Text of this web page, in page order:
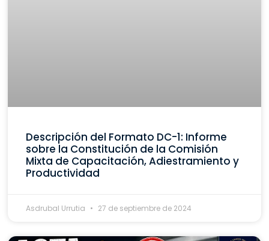
Descripción del Formato DC-1: Informe
sobre la Constitución de la Comisión
Mixta de Capacitación, Adiestramiento y
Productividad
Asdrubal Urrutia 27 de septiembre de 2024